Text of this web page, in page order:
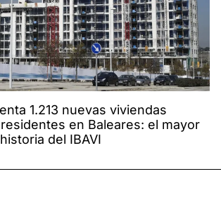
1.213 nuevas viviendas
en Baleares: el mayor
del IBAVI